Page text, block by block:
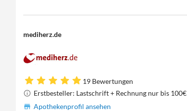
mediherz.de
19 Bewertungen
Erstbesteller: Lastschrift + Rechnung nur bis 100€
Apothekenprofil ansehen